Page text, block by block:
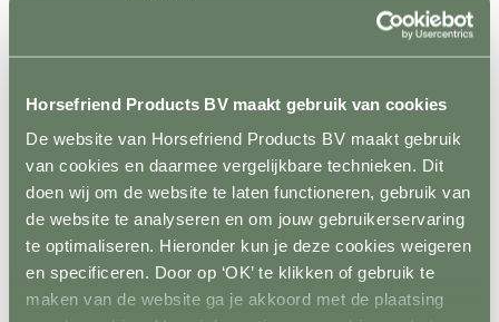
Horsefriend Products BV maakt gebruik van cookies
De website van Horsefriend Products BV maakt gebruik
van cookies en daarmee vergelijkbare technieken. Dit
doen wij om de website te laten functioneren, gebruik van
de website te analyseren en om jouw gebruikerservaring
te optimaliseren. Hieronder kun je deze cookies weigeren
en specificeren. Door op ‘OK’ te klikken of gebruik te
maken van de website ga je akkoord met de plaatsing
Poets- en wasplaats
Terug
Vastzetmateriaal
Douchearm
Warmwatervoorziening
Poetsbenodigheden
Zadelkamer
Terug
Zadel- en tuigdragers
Zadel- en tuigkarren
Kasten